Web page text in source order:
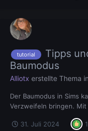
tutorial
Tipps
Baumodus
Alliotx erstellte Thema in
Der Baumodus in Sims
Verzweifeln bringen.
ich einige
Tricks gelernt, wie ich
31. Juli 2024 1